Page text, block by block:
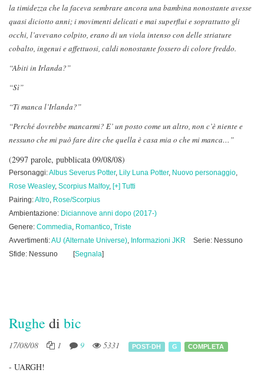
la timidezza che la faceva sembrare ancora una bambina nonostante avesse
quasi diciotto anni; i movimenti delicati e mai superflui e soprattutto gli
occhi, l’avevano colpito, erano di un viola intenso con delle striature
cobalto, ingenui e affettuosi, caldi nonostante fossero di colore freddo.
“Abiti in Irlanda?”
“Sì”
“Ti manca l’Irlanda?”
“Perché dovrebbe mancarmi? E’ un posto come un altro, non c’è niente e
nessuno che mi può fare dire che quella è casa mia o che mi manca…”
(2997 parole, pubblicata 09/08/08)
Personaggi:Albus Severus Potter, Lily Luna Potter, Nuovo personaggio,
Rose Weasley, Scorpius Malfoy, [+] Tutti
Pairing:Altro, Rose/Scorpius
Ambientazione: Diciannove anni dopo (2017-)
Genere: Commedia, Romantico, Triste
Avvertimenti:AU (Alternate Universe), Informazioni JKR
Serie: Nessuno
Sfide: Nessuno
[Segnala]
Rughe di bic
17/08/08 1 9 5331 POST-DH G COMPLETA
- UARGH!